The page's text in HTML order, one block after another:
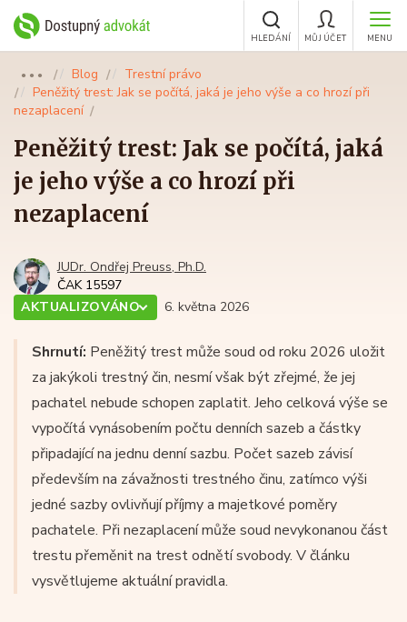
MENU
MŮJ ÚČET
HLEDÁNÍ
●●● Blog
Trestní právo
Peněžitý trest: Jak se počítá, jaká je jeho výše a co hrozí při
nezaplacení
Peněžitý trest: Jak se počítá, jaká
je jeho výše a co hrozí při
nezaplacení
JUDr. Ondřej Preuss, Ph.D.
ČAK 15597
AKTUALIZOVÁNO
6. května 2026
Shrnutí: Peněžitý trest může soud od roku 2026 uložit
za jakýkoli trestný čin, nesmí však být zřejmé, že jej
pachatel nebude schopen zaplatit. Jeho celková výše se
vypočítá vynásobením počtu denních sazeb a částky
připadající na jednu denní sazbu. Počet sazeb závisí
především na závažnosti trestného činu, zatímco výši
jedné sazby ovlivňují příjmy a majetkové poměry
pachatele. Při nezaplacení může soud nevykonanou část
trestu přeměnit na trest odnětí svobody. V článku
vysvětlujeme aktuální pravidla.